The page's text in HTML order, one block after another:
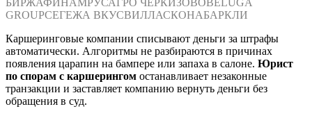
БИРЖАФИНАМРУСАГРО ЧЕРКИЗОВОBELUGA
GROUPСЕГЕЖА ВКУСВИЛЛАСКОНАБАРКЛИ
Каршеринговые компании списывают деньги за штрафы
автоматически. Алгоритмы не разбираются в причинах
появления царапин на бампере или запаха в салоне. Юрист
по спорам с каршерингом останавливает незаконные
транзакции и заставляет компанию вернуть деньги без
обращения в суд.